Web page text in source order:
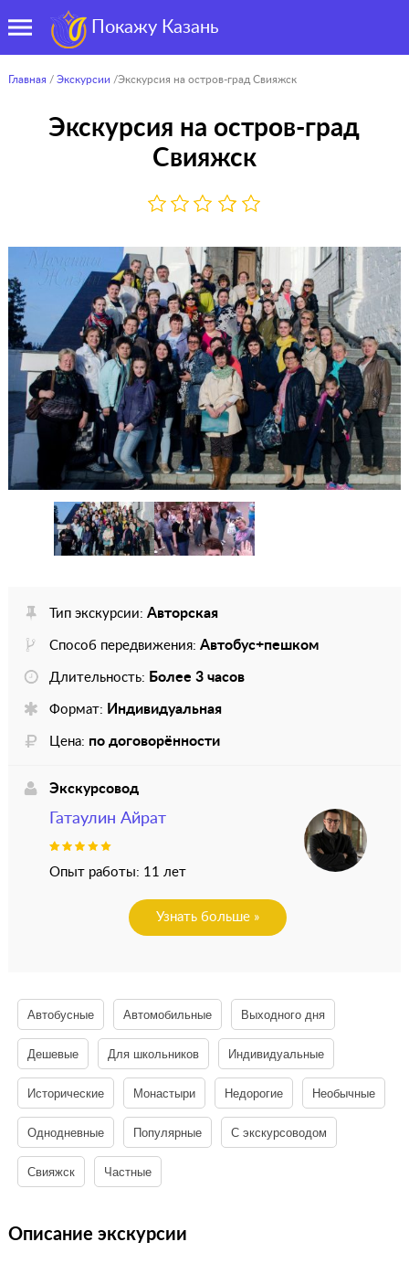
Покажу Казань
Главная / Экскурсии /Экскурсия на остров-град Свияжск
Экскурсия на остров-град
Свияжск
Тип экскурсии: Авторская
Способ передвижения: Автобус+пешком
Длительность: Более 3 часов
Формат: Индивидуальная
Цена: по договорённости
Экскурсовод
Гатаулин Айрат
Опыт работы: 11 лет
Узнать больше »
Автобусные Автомобильные Выходного дня
Дешевые Для школьников Индивидуальные
Исторические Монастыри Недорогие Необычные
Однодневные Популярные С экскурсоводом
Свияжск Частные
Описание экскурсии